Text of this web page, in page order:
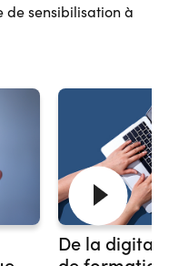
de sensibilisation à
De la